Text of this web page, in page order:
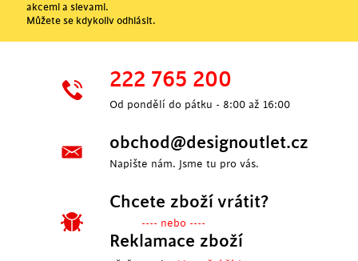
akcemi a slevami.
Můžete se kdykoliv odhlásit.
222 765 200
Od pondělí do pátku - 8:00 až 16:00
obchod@designoutlet.cz
Napište nám. Jsme tu pro vás.
Chcete zboží vrátit?
---- nebo ----
Reklamace zboží